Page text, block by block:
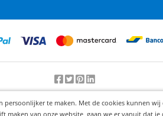
door klanten:9.2/10-25000
© 2012-2026 Knaak Commerce B.V.
te maken. Met de cookies kunnen
van onze website, gaan we er vanuit dat